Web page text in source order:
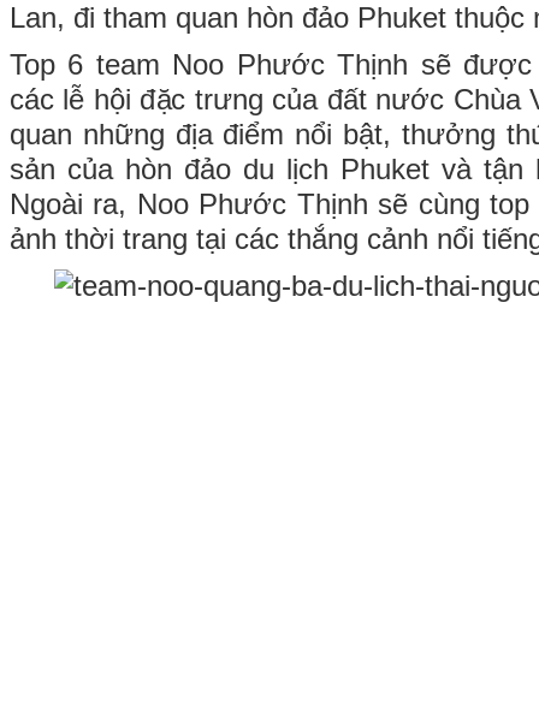
Lan, đi tham quan hòn đảo Phuket
Top 6 team Noo Phước Thịnh sẽ
các lễ hội đặc trưng của đất nước Chùa
quan những địa điểm nổi bật, thưởng
sản của hòn đảo du lịch Phuket và
Ngoài ra, Noo Phước Thịnh sẽ cùng
ảnh thời trang tại các thắng cảnh nổi